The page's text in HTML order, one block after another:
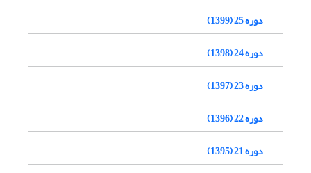
دوره 25 (1399)
دوره 24 (1398)
دوره 23 (1397)
دوره 22 (1396)
دوره 21 (1395)